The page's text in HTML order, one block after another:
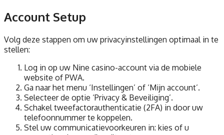
Account Setup
Volg deze stappen om uw privacyinstellingen optimaal in te
stellen:
Log in op uw Nine casino-account via de mobiele
website of PWA.
Ga naar het menu ‘Instellingen’ of ‘Mijn account’.
Selecteer de optie ‘Privacy & Beveiliging’.
Schakel tweefactorauthenticatie (2FA) in door uw
telefoonnummer te koppelen.
Stel uw communicatievoorkeuren in: kies of u